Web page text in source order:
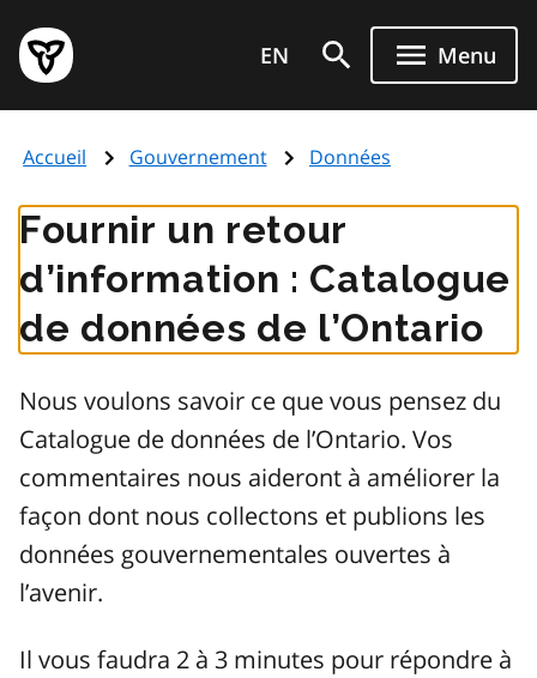
au
contenu
principal
Page
d'accueil
de
EN Menu
Accueil Gouvernement Données
Fournir un retour
d’information : Catalogue
de données de l’Ontario
Nous voulons savoir ce que vous pensez du
Catalogue de données de l’Ontario. Vos
commentaires nous aideront à améliorer la
façon dont nous collectons et publions les
données gouvernementales ouvertes à
l’avenir.
Il vous faudra 2 à 3 minutes pour répondre à